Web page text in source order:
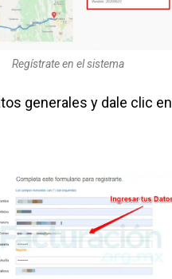
Regístrate en el sistema
generales y dale clic en